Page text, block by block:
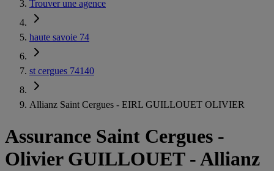
Trouver une agence
haute savoie 74
st cergues 74140
Allianz Saint Cergues - EIRL GUILLOUET OLIVIER
Assurance Saint Cergues -
Olivier GUILLOUET - Allianz